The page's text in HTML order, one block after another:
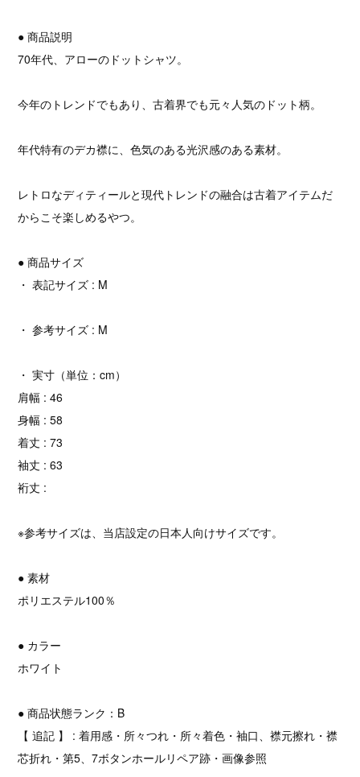
● 商品説明
70年代、アローのドットシャツ。
今年のトレンドでもあり、古着界でも元々人気のドット柄。
年代特有のデカ襟に、色気のある光沢感のある素材。
レトロなディティールと現代トレンドの融合は古着アイテムだ
からこそ楽しめるやつ。
● 商品サイズ
・ 表記サイズ : M
・ 参考サイズ : M
・ 実寸（単位：cm）
肩幅 : 46
身幅 : 58
着丈 : 73
袖丈 : 63
裄丈 :
※参考サイズは、当店設定の日本人向けサイズです。
● 素材
ポリエステル100％
● カラー
ホワイト
● 商品状態ランク：B
【 追記 】 : 着用感・所々つれ・所々着色・袖口、襟元擦れ・襟
芯折れ・第5、7ボタンホールリペア跡・画像参照